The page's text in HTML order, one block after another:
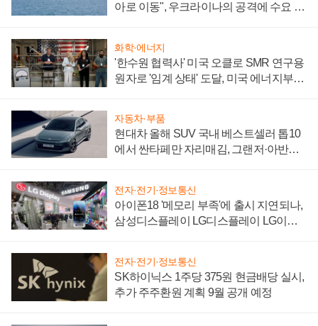
아로 이동", 우크라이나의 공격에 수요 늘
화학·에너지
'한수원 협력사' 미국 오클로 SMR 연구용
원자로 '임계 상태' 도달, 미국 에너지부
자동차·부품
현대차 올해 SUV 국내 베스트셀러 톱10
에서 싼타페만 자리매김, 그랜저·아반떼
전자·전기·정보통신
아이폰18 '메모리 부족'에 출시 지연되나,
삼성디스플레이 LG디스플레이 LG이노
전자·전기·정보통신
SK하이닉스 1주당 375원 현금배당 실시,
추가 주주환원 계획 9월 공개 예정